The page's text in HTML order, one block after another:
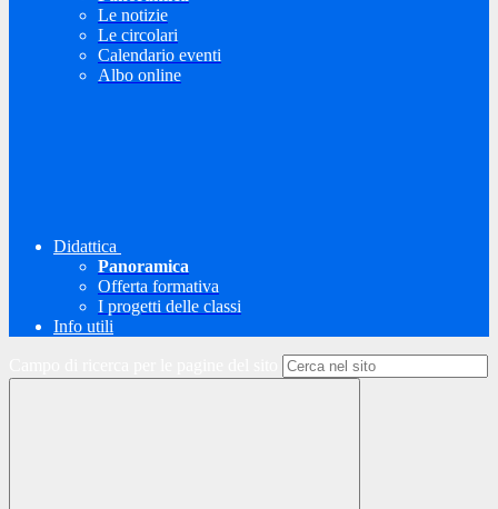
Le notizie
Le circolari
Calendario eventi
Albo online
Didattica
Panoramica
Offerta formativa
I progetti delle classi
Info utili